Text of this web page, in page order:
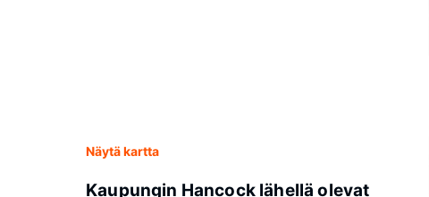
Näytä kartta
Kaupungin Hancock lähellä olevat